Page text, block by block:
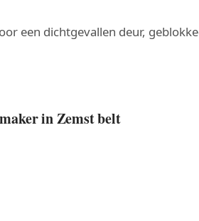
een dichtgevallen deur,
in Zemst belt